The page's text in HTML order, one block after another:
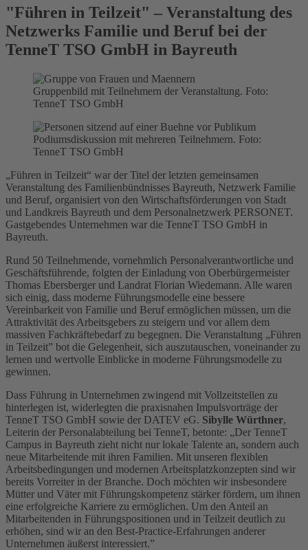
"Führen in Teilzeit" – Veranstaltung des
Netzwerks Familie und Beruf bei der
TenneT TSO GmbH in Bayreuth
Gruppenbild mit Teilnehmern der Veranstaltung. Foto:
TenneT TSO GmbH
Podiumsdiskussion mit mehreren Teilnehmern. Foto:
TenneT TSO GmbH
„Führen in Teilzeit“ war der Titel der letzten gemeinsamen
Veranstaltung des Familienbündnisses Bayreuth, Netzwerk Familie
und Beruf, organisiert von den Wirtschaftsförderungen von Stadt
und Landkreis Bayreuth und dem Personalnetzwerk PERSONET.
Gastgebendes Unternehmen war die TenneT TSO GmbH in
Bayreuth.
Rund 50 Teilnehmende, vornehmlich Personalverantwortliche und
Geschäftsführende, folgten der Einladung von Oberbürgermeister
Thomas Ebersberger und Landrat Florian Wiedemann. Alle waren
sich einig, dass moderne Führungsmodelle eine bessere
Vereinbarkeit von Familie und Beruf ermöglichen müssen, um die
Attraktivität des Arbeitsgebers zu steigern und vor allem dem
massiven Fachkräftebedarf zu begegnen. Die Veranstaltung „Führen
in Teilzeit” bot die Gelegenheit, sich auszutauschen, voneinander zu
lernen und wertvolle Einblicke in moderne Führungsmodelle zu
gewinnen.
Dass Führung in Unternehmen zwingend mit Vollzeitstellen zu
hinterlegen ist, widerlegten die praxisnahen Impulsvorträge der
TenneT TSO GmbH sowie der DATEV eG. Sibylle Würthner,
Leiterin der Personalabteilung bei TenneT, betonte: „Der TenneT
Campus in Bayreuth zieht nicht nur lokale Talente an, sondern auch
neue Mitarbeitende mit ihren Familien. Mit unseren flexiblen
Arbeitsbedingungen und modernen Arbeitsplatzkonzepten sind wir
bereits Vorreiter in der Branche. Doch möchten wir insbesondere
Mütter und Väter mit Führungskompetenz stärker fördern, um ihnen
eine erfolgreiche Karriere zu ermöglichen. Um den Anteil an
Mitarbeitenden in Führungspositionen und in Teilzeit deutlich zu
erhöhen, sind wir an den Best-Practice-Erfahrungen anderer
Unternehmen äußerst interessiert.”